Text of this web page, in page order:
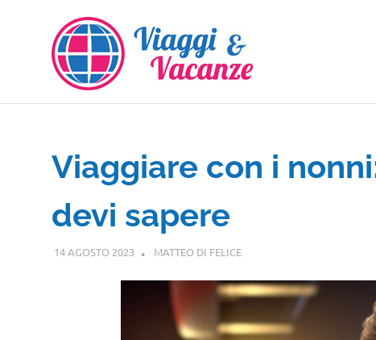
contenuto
Viaggiare con i
devi sapere
14 AGOSTO 2023 MATTEO DI FELICEGUIDE